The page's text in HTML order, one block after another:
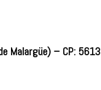
Malargüe) – CP: 5613